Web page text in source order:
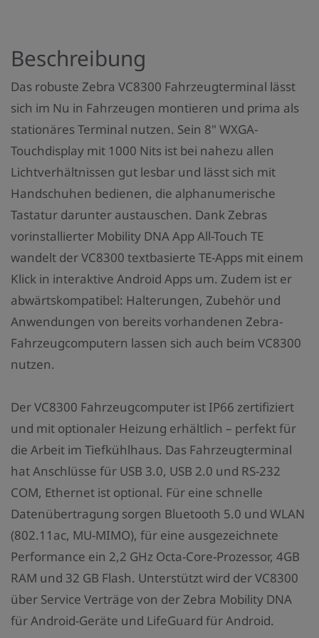
n
z
a
h
l
:
Beschreibung
Das robuste Zebra VC8300 Fahrzeugterminal lässt
sich im Nu in Fahrzeugen montieren und prima als
stationäres Terminal nutzen. Sein 8" WXGA-
Touchdisplay mit 1000 Nits ist bei nahezu allen
Lichtverhältnissen gut lesbar und lässt sich mit
Handschuhen bedienen, die alphanumerische
Tastatur darunter austauschen. Dank Zebras
vorinstallierter Mobility DNA App All-Touch TE
wandelt der VC8300 textbasierte TE-Apps mit einem
Klick in interaktive Android Apps um. Zudem ist er
abwärtskompatibel: Halterungen, Zubehör und
Anwendungen von bereits vorhandenen Zebra-
Fahrzeugcomputern lassen sich auch beim VC8300
nutzen.
Der VC8300 Fahrzeugcomputer ist IP66 zertifiziert
und mit optionaler Heizung erhältlich – perfekt für
die Arbeit im Tiefkühlhaus. Das Fahrzeugterminal
hat Anschlüsse für USB 3.0, USB 2.0 und RS-232
COM, Ethernet ist optional. Für eine schnelle
Datenübertragung sorgen Bluetooth 5.0 und WLAN
(802.11ac, MU-MIMO), für eine ausgezeichnete
Performance ein 2,2 GHz Octa-Core-Prozessor, 4GB
RAM und 32 GB Flash. Unterstützt wird der VC8300
über Service Verträge von der Zebra Mobility DNA
für Android-Geräte und LifeGuard für Android.